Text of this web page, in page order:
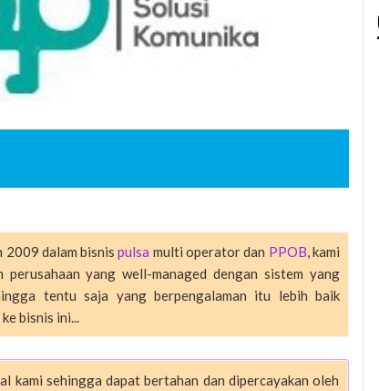
2009 dalam bisnispulsa multi operator dan PPOB, kami
perusahaan yang well-managed dengan sistem yang
tentu saja yang berpengalaman itu lebih baik
bisnis ini...
kami sehingga dapat bertahan dan dipercayakan oleh